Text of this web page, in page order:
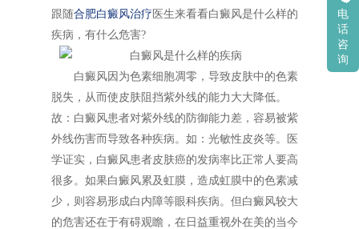
跟随合肥白癜风治疗 医生来看看白癜风是什么样的
疾病，有什么危害?
白癜风因为色素细胞凋零，导致皮肤中的色素
脱失，从而使皮肤阻挡紫外线的能力大大降低。
故：白癜风患者对紫外线的防御能力差，容易被紫
外线伤害而导致各种疾病。如：光敏性皮炎等。医
学证实，白癜风患者皮肤癌的发病率比正常人要高
很多。如果白癜风累及虹膜，造成虹膜中的色素减
少，则容易形成白内障等眼科疾病。但白癜风较大
的危害还在于有碍观瞻，在日益重视外在美的当今
电
话
咨
询